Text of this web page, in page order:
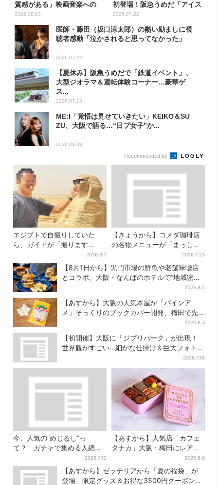
質感がある」映画音楽への
こ...
2026.08.03
初登場！阪急うめだ「アイス
フ...
2026.07.22
医師・藤田（坂口涼太郎）の熱い励ましに視
聴者感動「泣かされると思ってなかった」
2026.07.22
【夏休み】阪急うめだで「鉄道イベント」、
大型ジオラマ＆運転体験コーナー…豪華ゲ
ス...
2026.07.13
ME:I「覚悟は見せていきたい」KEIKO＆SU
ZU、大阪で語る…“日プ女子”か...
2026.08.03
Recommended by
エジプトで自撮りしていた
ら、ガイドが「撮ります
よ！」→ノリノリでポーズを
取っていたら…… 海外旅行
でのトラブル防止策を
2026.8.7
【きょうから】コメダ珈琲店
の名物メニューが「まっし
ろ」に…期間限定の2品が登場
2026.7.23
【8月1日から】黒門市場の鮮魚や老舗味噌店
とコラボ、大阪・なんばのホテルで“地域密
2026.8.5
【あすから】大阪の人気本屋が「パインア
メ」そっくりのブックカバー開発、梅田で先
2026.8.4
【初開催】大阪に「ジブリパーク」が出現！
世界観がすごい…細かな仕掛け＆巨大フォトス
2026.7.18
今、人気の“めじるし”っ
て？ ガチャで集める人続
出…収集家とメーカーに聞い
たヒットの背景
2026.7.12
【あすから】人気店「カフェ
タナカ」大阪・梅田にレア商
品集結…本店人気パン＆限定
クッキー缶も！ 7日間の夏イ
ベント
2026.8.6
【あすから】ゼッテリアから「夏の福袋」が
登場、限定グッズ＆お得な3500円クーポン付